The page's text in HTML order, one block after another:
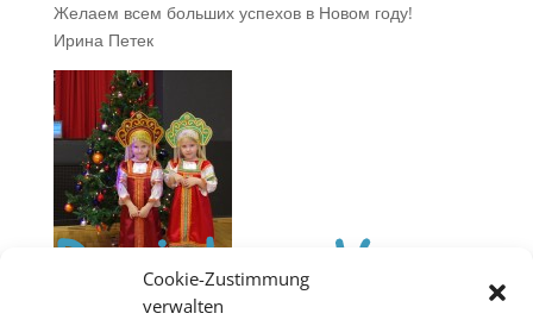
Cookie-Zustimmung
verwalten
Желаем всем больших успехов в Новом году!
Ирина Петек